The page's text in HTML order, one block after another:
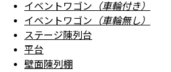
イベントワゴン （車輪付き）
イベントワゴン （車輪無し）
ステージ陳列台
平台
壁面陳列棚